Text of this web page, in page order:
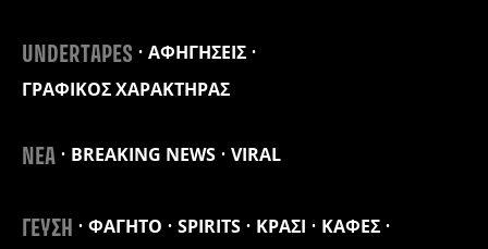
UNDERTAPES
ΑΦΗΓΗΣΕΙΣ
ΓΡΑΦΙΚΟΣ ΧΑΡΑΚΤΗΡΑΣ
ΝΕΑ BREAKING NEWS VIRAL
ΓΕΥΣΗ ΦΑΓΗΤΟ SPIRITS ΚΡΑΣΙ
ΚΑΦΕΣ